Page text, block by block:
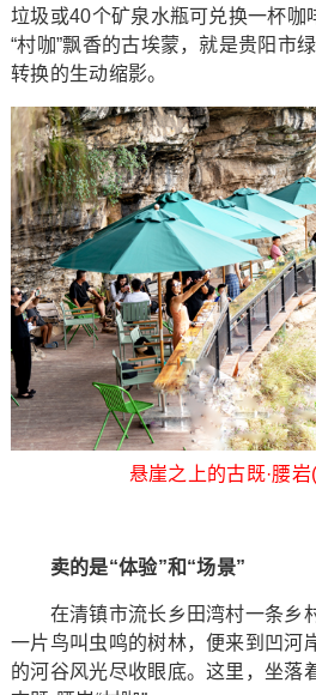
垃圾或40个矿泉水瓶可兑换一杯咖
“村咖”飘香的古埃蒙，就是贵阳市
转换的生动缩影。
悬崖之上的古既·腰
卖的是“体验”和“场景”
在清镇市流长乡田湾村一条乡
一片鸟叫虫鸣的树林，便来到凹河
的河谷风光尽收眼底。这里，坐落